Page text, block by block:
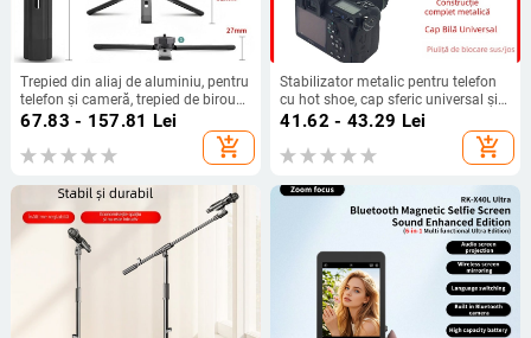
Trepied din aliaj de aluminiu, pentru
telefon și cameră, trepied de birou
cu patru niveluri de înălțime, trepied
67.83 - 157.81 Lei
add_shopping_cart
Stabilizator metalic pentru telefon
cu hot shoe, cap sferic universal și
clemă în formă de E, 360°
41.62 - 43.29 Lei
add_shopping_cart